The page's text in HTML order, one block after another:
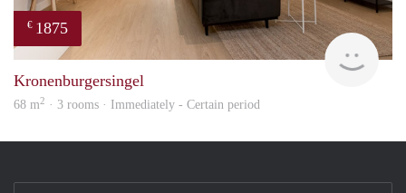
€ 1875
Next
Kronenburgersingel
68 m2 · 3 rooms · Immediately - Certain period